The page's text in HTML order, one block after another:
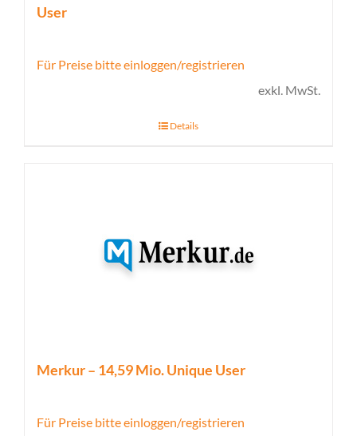
User
Für Preise bitte einloggen/registrieren
exkl. MwSt.
Details
Merkur – 14,59 Mio. Unique User
Für Preise bitte einloggen/registrieren